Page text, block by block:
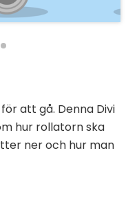
att gå. Denna Divi
hur rollatorn ska
ner och hur man